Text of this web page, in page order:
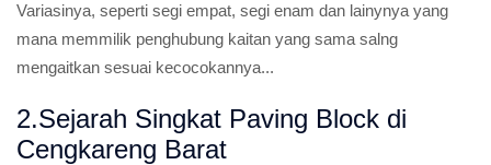
Variasinya, seperti segi empat, segi enam dan lainynya yang
mana memmilik penghubung kaitan yang sama salng
mengaitkan sesuai kecocokannya...
2.Sejarah Singkat Paving Block di
Cengkareng Barat